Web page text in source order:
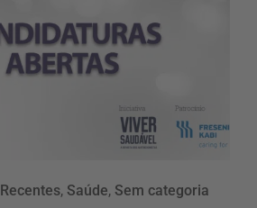
Recentes, Saúde, Sem categoria